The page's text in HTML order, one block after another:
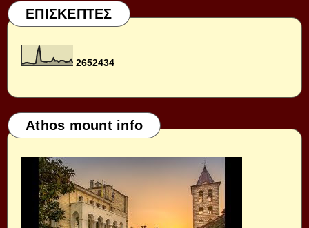
ΕΠΙΣΚΕΠΤΕΣ
2652434
Athos mount info